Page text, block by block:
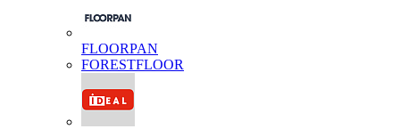
FLOORPAN
FORESTFLOOR